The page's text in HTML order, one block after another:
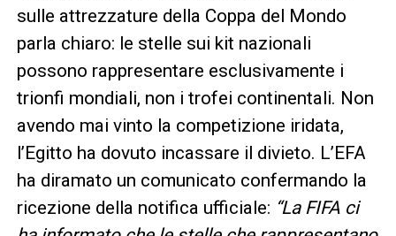
sulle attrezzature della Coppa del Mondo
parla chiaro: le stelle sui kit nazionali
possono rappresentare esclusivamente i
trionfi mondiali, non i trofei continentali. Non
avendo mai vinto la competizione iridata,
l’Egitto ha dovuto incassare il divieto. L’EFA
ha diramato un comunicato confermando la
ricezione della notifica ufficiale: “La FIFA ci